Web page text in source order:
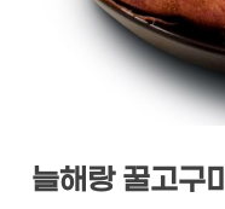
늘해랑 꿀고